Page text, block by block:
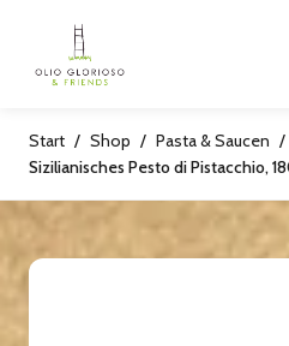
Start / Shop / Pasta & Saucen /
Sizilianisches Pesto di Pistacchio,